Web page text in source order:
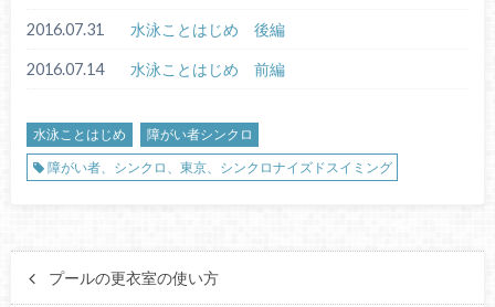
2016.07.31 水泳ことはじめ 後編
2016.07.14 水泳ことはじめ 前編
水泳ことはじめ
障がい者シンクロ
障がい者、シンクロ、東京、シンクロナイズドスイミング
プールの更衣室の使い方